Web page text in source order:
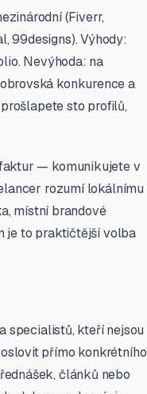
(Fiverr,
99designs). Výhody:
Nevýhoda: na
konkurence a
sto profilů,
— komunikujete v
rozumí lokálnímu
místní brandové
je to praktičtější volba
specialistů, kteří nejsou
přímo konkrétního
článků nebo